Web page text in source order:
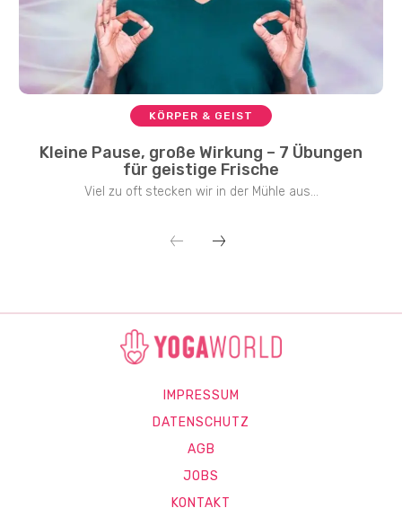
KÖRPER & GEIST
Kleine Pause, große Wirkung – 7 Übungen
für geistige Frische
Viel zu oft stecken wir in der Mühle aus...
IMPRESSUM
DATENSCHUTZ
AGB
JOBS
KONTAKT